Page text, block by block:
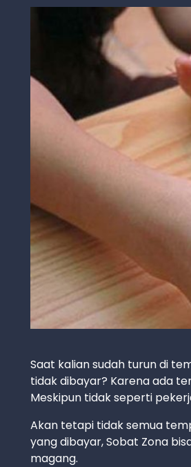
Saat kalian sudah turun di
tidak dibayar? Karena ada
Meskipun tidak seperti
Akan tetapi tidak semua
yang dibayar, Sobat Zona
magang.